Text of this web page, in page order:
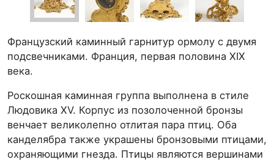
Французский каминный гарнитур ормолу с двумя
подсвечниками. Франция, первая половина XIX
века.
Роскошная каминная группа выполнена в стиле
Людовика ХV. Корпус из позолоченной бронзы
венчает великолепно отлитая пара птиц. Оба
канделябра также украшены бронзовыми птицами,
охраняющими гнезда. Птицы являются вершинами